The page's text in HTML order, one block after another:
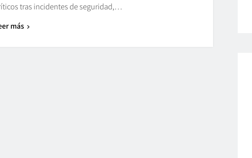
tras incidentes de seguridad,…
más